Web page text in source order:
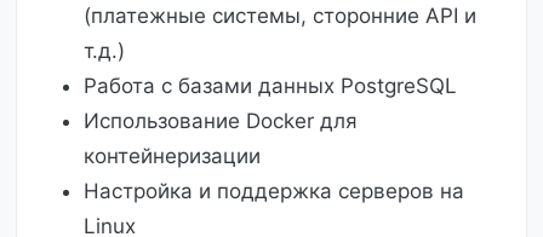
(платежные системы, сторонние API и
т.д.)
Работа с базами данных PostgreSQL
Использование Docker для
контейнеризации
Настройка и поддержка серверов на
Linux